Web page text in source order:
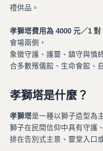
禮供品。
孝獅塔費用為 4000 元／1 對
會場兩側，
象徵守護、護靈、鎮守與慎
合多數殯儀館、生命會館、
孝獅塔是什麼？
孝獅塔是一種以獅子造型為
獅子在民間信仰中具有守護
排在告別式主景、靈堂入口